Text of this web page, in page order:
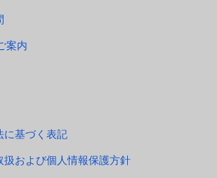
案内
に基づく表記
扱および個人情報保護方針